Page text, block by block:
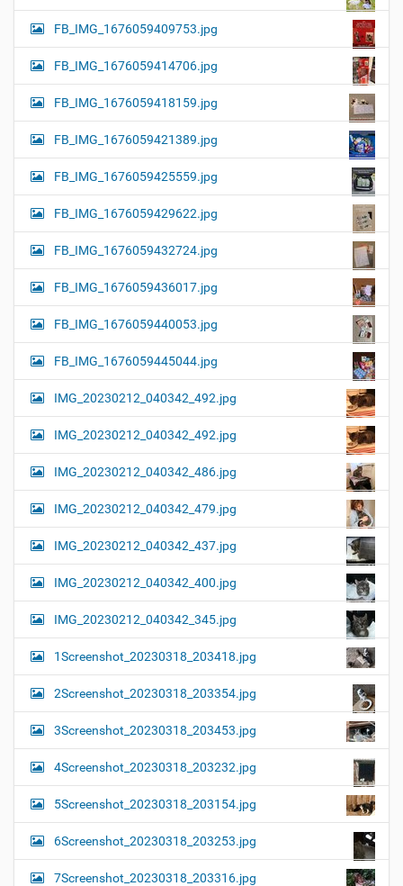
FB_IMG_1676059409753.jpg
FB_IMG_1676059414706.jpg
FB_IMG_1676059418159.jpg
FB_IMG_1676059421389.jpg
FB_IMG_1676059425559.jpg
FB_IMG_1676059429622.jpg
FB_IMG_1676059432724.jpg
FB_IMG_1676059436017.jpg
FB_IMG_1676059440053.jpg
FB_IMG_1676059445044.jpg
IMG_20230212_040342_492.jpg
IMG_20230212_040342_492.jpg
IMG_20230212_040342_486.jpg
IMG_20230212_040342_479.jpg
IMG_20230212_040342_437.jpg
IMG_20230212_040342_400.jpg
IMG_20230212_040342_345.jpg
1Screenshot_20230318_203418.jpg
2Screenshot_20230318_203354.jpg
3Screenshot_20230318_203453.jpg
4Screenshot_20230318_203232.jpg
5Screenshot_20230318_203154.jpg
6Screenshot_20230318_203253.jpg
7Screenshot_20230318_203316.jpg